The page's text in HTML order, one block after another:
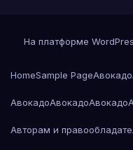
На платформе
HomeSample PageАвокадо
АвокадоАвокадоАвокадо
Авторам и